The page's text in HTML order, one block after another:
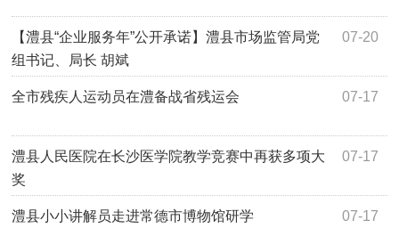
07-20
【澧县“企业服务年”公开承诺】澧县市场监管局党
组书记、局长 胡斌
07-17
全市残疾人运动员在澧备战省残运会
07-17
澧县人民医院在长沙医学院教学竞赛中再获多项大
奖
07-17
澧县小小讲解员走进常德市博物馆研学